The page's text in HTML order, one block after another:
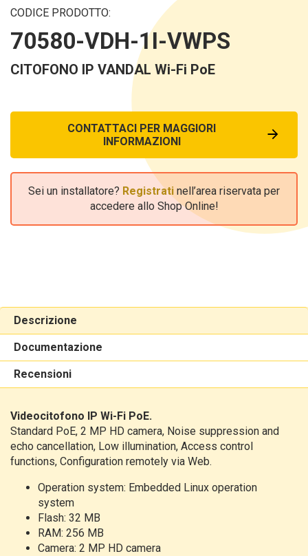
CODICE PRODOTTO:
70580-VDH-1I-VWPS
CITOFONO IP VANDAL Wi-Fi PoE
CONTATTACI PER MAGGIORI
INFORMAZIONI
Sei un installatore? Registrati nell’area riservata per
accedere allo Shop Online!
Descrizione
Documentazione
Recensioni
Videocitofono IP Wi-Fi PoE.
Standard PoE, 2 MP HD camera, Noise suppression and
echo cancellation, Low illumination, Access control
functions, Configuration remotely via Web.
Operation system: Embedded Linux operation
system
Flash: 32 MB
RAM: 256 MB
Camera: 2 MP HD camera